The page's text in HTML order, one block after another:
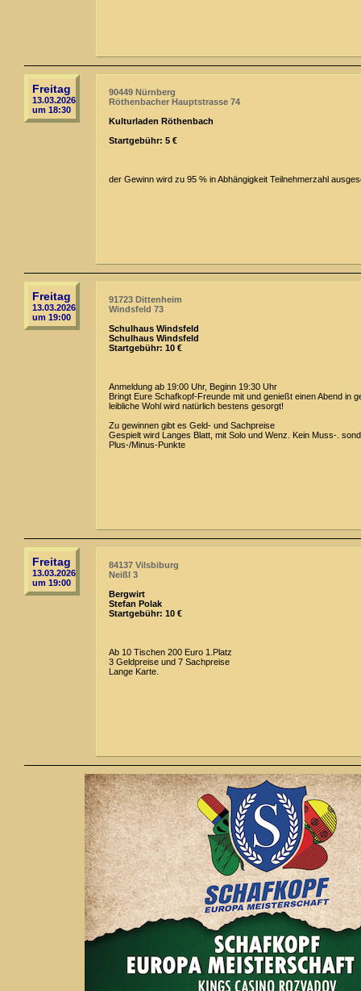
Freitag
13.03.2026
um 18:30
90449 Nürnberg
Röthenbacher Hauptstrasse 74
Kulturladen Röthenbach
Startgebühr: 5 €
der Gewinn wird zu 95 % in Abhängigkeit Teilnehmerzahl
Freitag
13.03.2026
um 19:00
91723 Dittenheim
Windsfeld 73
Schulhaus Windsfeld
Schulhaus Windsfeld
Startgebühr: 10 €
Anmeldung ab 19:00 Uhr, Beginn 19:30 Uhr
Bringt Eure Schafkopf-Freunde mit und genießt einen Abend in
leibliche Wohl wird natürlich bestens gesorgt!
Zu gewinnen gibt es Geld- und Sachpreise
Gespielt wird Langes Blatt, mit Solo und Wenz. Kein Muss-.
Plus-/Minus-Punkte
Freitag
13.03.2026
um 19:00
84137 Vilsbiburg
Neißl 3
Bergwirt
Stefan Polak
Startgebühr: 10 €
Ab 10 Tischen 200 Euro 1.Platz
3 Geldpreise und 7 Sachpreise
Lange Karte.